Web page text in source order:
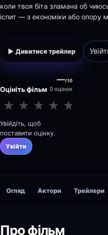
коли твоя біта зламана об
іспит — з економіки або опору
і драйв рок-музики — дал…
▶ Дивитися трейлер
Оцініть фільм
—/10
0 оцінок
★ ★ ★ ★ ★
Увійдіть, щоб
поставити оцінку.
Увійти
Огляд Актори Трейлери
Про фільм